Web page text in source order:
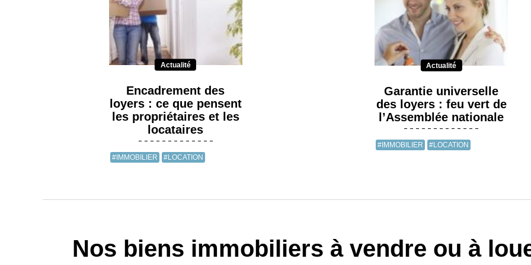
Actualité
Encadrement des
loyers : ce que pensent
les propriétaires et les
locataires
#IMMOBILIER #LOCATION
Actualité
Garantie universelle
des loyers : feu vert de
l’Assemblée nationale
#IMMOBILIER #LOCATION
Nos biens immobiliers à vendre ou à